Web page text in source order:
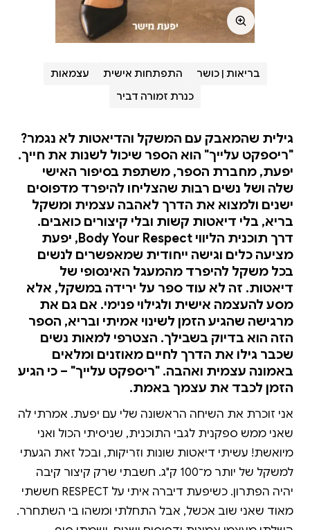
בריאות | כושר התפתחות אישית
עצמאות
כנרת זמורה דביר
גילית שהמאבק עם המשקל והדיאטות לא נגמר?
"ריספקט עלייך" הוא הספר שיכול לשנות את חייך.
יפעת, מחברת הספר, משתפת בסיפור האישי
שלה ושל נשים רבות שהצליחו להיפרד מדפוסים
ישנים ולמצוא את הדרך לאהבה עצמית ומשקל
בריא, בלי דיאטות קשות ובלי קיצורים כואבים.
דרך תוכנית הליווי Body Your Respect, יפעת
מציעה כלים וגישה ייחודית שמאפשרים לנשים
בכל משקל להיפרד מהמעגל האינסופי של
דיאטות. זה לא עוד ספר על ירידה במשקל, אלא
מסע להעצמה אישית ולגילוי פנימי. אם גם את
מרגישה שהגיע הזמן לשינוי אמיתי ובריא, הספר
הזה הוא בדיוק בשבילך. הצטרפי למאות נשים
שכבר גילו את הדרך לחיים מאוזנים ומלאים
באמונה עצמית ואהבה. "ריספקט עלייך" – כי הגיע
הזמן לכבד את עצמך באמת.
אני זוכרת את השיחה הראשונה שלי עם יפעת. אמרתי לה
שאני ממש ספקנית לגבי התוכנית, שניסיתי הכול ואני
מיואשת! עשיתי דיאטות שונות וזריקות, ובכל זאת הגעתי
למשקל של יותר מ־100 ק"ג. חשבתי שרק קיצור קיבה
יהיה הפתרון. כשיפעת דיברה איתי על RESPECT חששתי
מאוד שאני שוב אכשל, אבל התחלתי ומשהו בי השתחרר.